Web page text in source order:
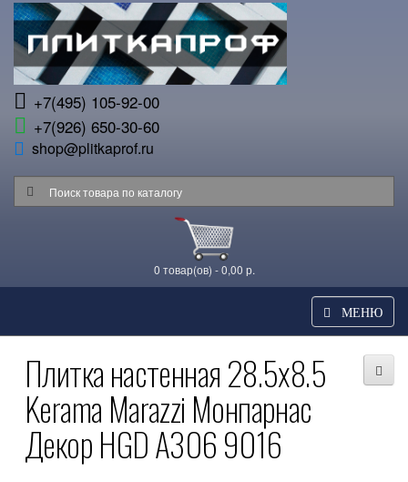
+7(495) 105-92-00
+7(926) 650-30-60
shop@plitkaprof.ru
0 товар(ов) - 0,00 р.
МЕНЮ
Плитка настенная 28.5x8.5
Kerama Marazzi Монпарнас
Декор HGD A306 9016